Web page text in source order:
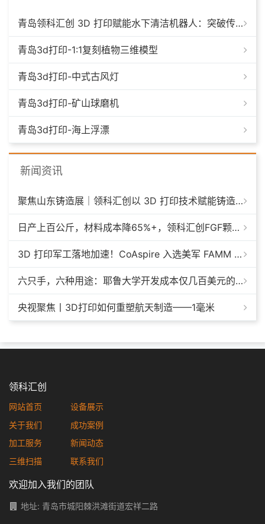
青岛领科汇创 3D 打印赋能水下清洁机器人：突破传统制造，深耕海洋智能装备新场景
青岛3d打印-1:1复刻植物三维模型
青岛3d打印-中式古风灯
青岛3d打印-矿山球磨机
青岛3d打印-海上浮漂
新闻资讯
聚焦山东铸造展｜领科汇创以 3D 打印技术赋能铸造模具革新
日产上百公斤，材料成本降65%+，领科汇创FGF颗粒料3D打印机
3D 打印军工落地加速！CoAspire 入选美军 FAMM 导弹项目，RAACM 巡航导弹依托增材制造推进量产
六只手，六种用途：耶鲁大学开发成本仅几百美元的3D打印多功能假肢套装
央视聚焦丨3D打印如何重塑航天制造——1毫米
领科汇创
网站首页
关于我们
加工服务
三维扫描
设备展示
成功案例
新闻动态
联系我们
欢迎加入我们的团队
地址: 青岛市城阳棘洪滩街道宏祥二路